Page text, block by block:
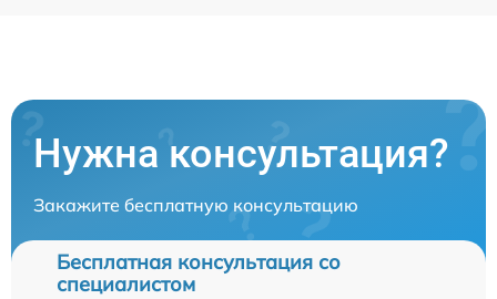
Нужна консультация?
Закажите бесплатную консультацию
Бесплатная консультация со
специалистом